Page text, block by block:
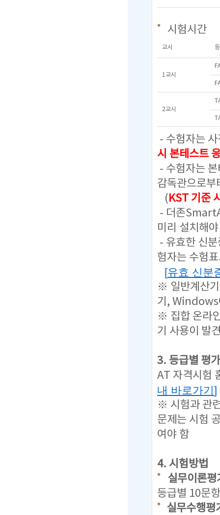
시험시간
교시
1교시
2교시
- 수험자는
시 본테스트
- 수험자는
감독관으로
(KST 기준
- 더존
미리 설치해
- 유효한 신
험자는 수험
[유효 신분
※ 일반계산기
기, Windows
※ 집합 온라
기 사용이 발
3. 등급별 평
AT 자격시험
내 바로가기]
※ 시험과 관
문제는 시험
여야 함
4. 시험방법
실무이론
등급별 10문
실무수행